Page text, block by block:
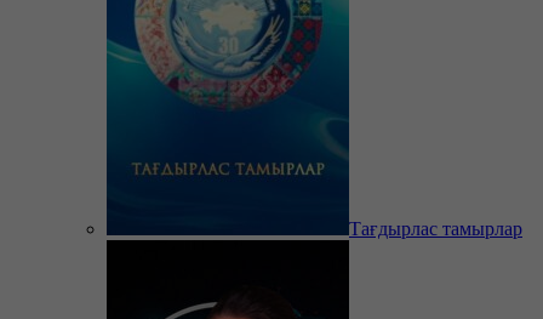
Тағдырлас тамырлар